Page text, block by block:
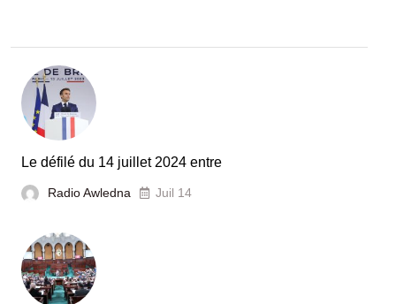
Le défilé du 14 juillet 2024 entre
Radio Awledna Juil 14